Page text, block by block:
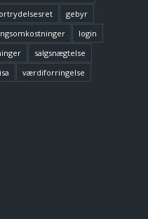
gebyr
login
salgsnægtelse
værdiforringelse